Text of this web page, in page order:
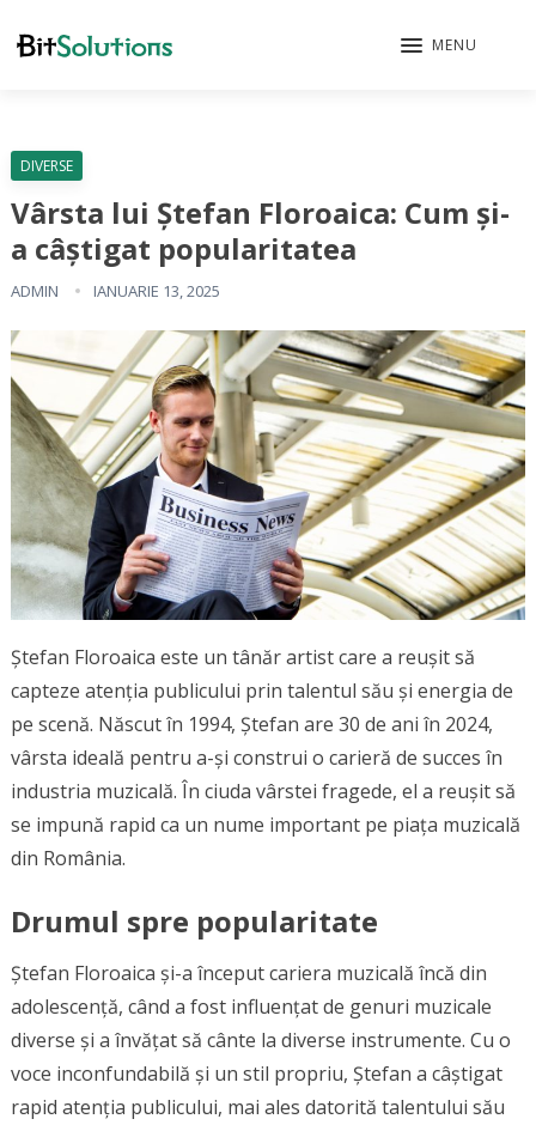
MENU
DIVERSE
Vârsta lui Ștefan Floroaica: Cum și-
a câștigat popularitatea
ADMIN IANUARIE 13, 2025
Ștefan Floroaica este un tânăr artist care a reușit să
capteze atenția publicului prin talentul său și energia de
pe scenă. Născut în 1994, Ștefan are 30 de ani în 2024,
vârsta ideală pentru a-și construi o carieră de succes în
industria muzicală. În ciuda vârstei fragede, el a reușit să
se impună rapid ca un nume important pe piața muzicală
din România.
Drumul spre popularitate
Ștefan Floroaica și-a început cariera muzicală încă din
adolescență, când a fost influențat de genuri muzicale
diverse și a învățat să cânte la diverse instrumente. Cu o
voce inconfundabilă și un stil propriu, Ștefan a câștigat
rapid atenția publicului, mai ales datorită talentului său